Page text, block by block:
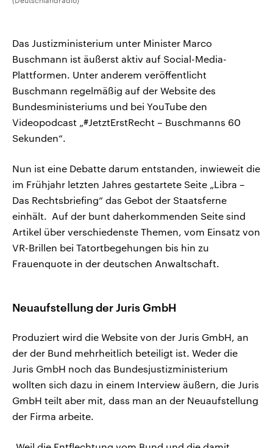
Das Justizministerium unter Minister Marco
Buschmann ist äußerst aktiv auf Social-Media-
Plattformen. Unter anderem veröffentlicht
Buschmann regelmäßig auf der Website des
Bundesministeriums und bei YouTube den
Videopodcast „#JetztErstRecht – Buschmanns 60
Sekunden“.
Nun ist eine Debatte darum entstanden, inwieweit die
im Frühjahr letzten Jahres gestartete Seite „Libra –
Das Rechtsbriefing“ das Gebot der Staatsferne
einhält. Auf der bunt daherkommenden Seite sind
Artikel über verschiedenste Themen, vom Einsatz von
VR-Brillen bei Tatortbegehungen bis hin zu
Frauenquote in der deutschen Anwaltschaft.
Neuaufstellung der Juris GmbH
Produziert wird die Website von der Juris GmbH, an
der der Bund mehrheitlich beteiligt ist. Weder die
Juris GmbH noch das Bundesjustizministerium
wollten sich dazu in einem Interview äußern, die Juris
GmbH teilt aber mit, dass man an der Neuaufstellung
der Firma arbeite.